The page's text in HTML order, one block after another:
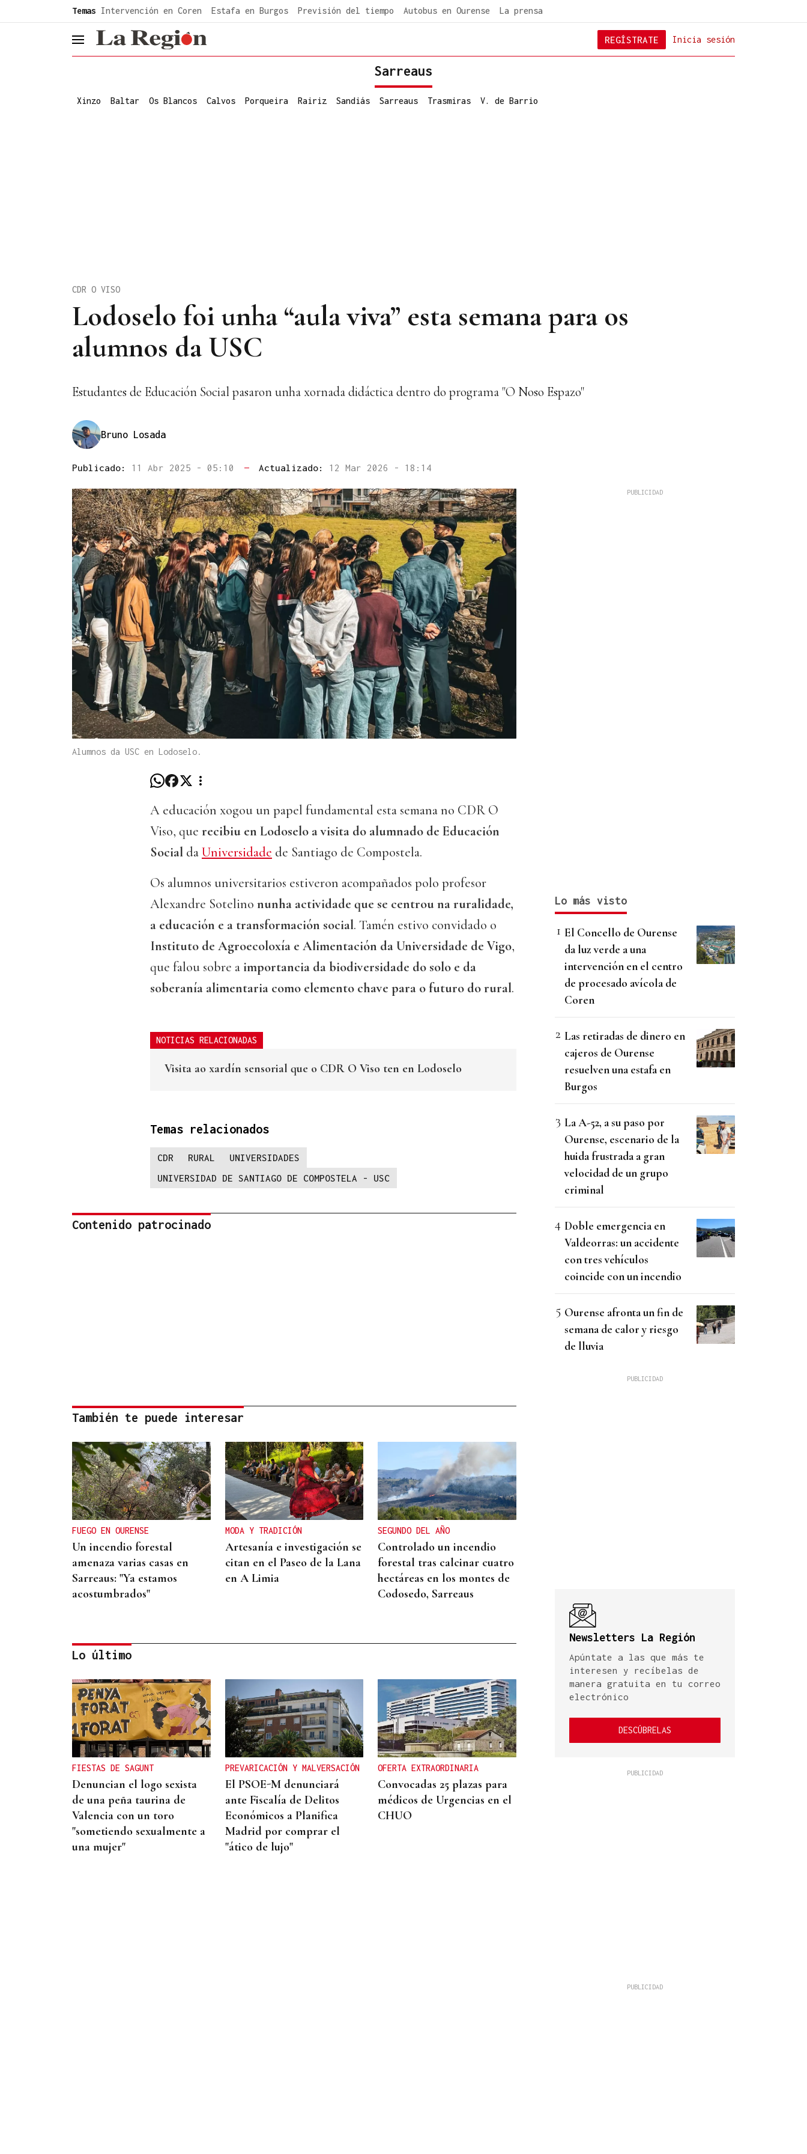
Temas Intervención en Coren Estafa en Burgos Previsión del tiempo Autobus en Ourense La prensa
header.menu.open Inicia sesión
REGÍSTRATE
Sarreaus
Xinzo Baltar Os Blancos Calvos Porqueira Rairiz Sandiás Sarreaus Trasmiras V. de Barrio
Lodoselo foi unha “aula viva” esta semana para os
alumnos da USC
CDR O VISO
Estudantes de Educación Social pasaron unha xornada didáctica dentro do programa "O Noso Espazo"
Bruno Losada
Publicado: 11 Abr 2025 - 05:10 — Actualizado: 12 Mar 2026 - 18:14
Alumnos da USC en Lodoselo.
A educación xogou un papel fundamental esta semana no CDR O
Viso, que recibiu en Lodoselo a visita do alumnado de Educación
Social daUniversidade de Santiago de Compostela.
Os alumnos universitarios estiveron acompañados polo profesor
Alexandre Sotelino nunha actividade que se centrou na ruralidade,
a educación e a transformación social. Tamén estivo convidado o
Instituto de Agroecoloxía e Alimentación da Universidade de Vigo,
que falou sobre a importancia da biodiversidade do solo e da
soberanía alimentaria como elemento chave para o futuro do rural.
NOTICIAS RELACIONADAS
Visita ao xardín sensorial que o CDR O Viso ten en Lodoselo
Temas relacionados
CDR RURAL
UNIVERSIDADES
UNIVERSIDAD DE SANTIAGO DE COMPOSTELA - USC
Contenido patrocinado
También te puede interesar
FUEGO EN OURENSE
Un incendio forestal
amenaza varias casas en
Sarreaus: "Ya estamos
acostumbrados"
MODA Y TRADICIÓN
Artesanía e investigación se
citan en el Paseo de la Lana
en A Limia
SEGUNDO DEL AÑO
Controlado un incendio
forestal tras calcinar cuatro
hectáreas en los montes de
Codosedo, Sarreaus
DÍA MUNDIAL DO TRABALLO
SOCIAL
Paula Blanco, traballadora
social na Limia: “É
fundamental que
recuperemos o sentimento
de unión e comunidade”
Lo último
FIESTAS DE SAGUNT
Denuncian el logo sexista
de una peña taurina de
Valencia con un toro
"sometiendo sexualmente a
una mujer"
PREVARICACIÓN Y MALVERSACIÓN
El PSOE-M denunciará
ante Fiscalía de Delitos
Económicos a Planifica
Madrid por comprar el
"ático de lujo"
OFERTA EXTRAORDINARIA
Convocadas 25 plazas para
médicos de Urgencias en el
CHUO
Lo más visto
El Concello de Ourense
da luz verde a una
intervención en el centro
de procesado avícola de
Coren
Las retiradas de dinero en
cajeros de Ourense
resuelven una estafa en
Burgos
La A-52, a su paso por
Ourense, escenario de la
huida frustrada a gran
velocidad de un grupo
criminal
Doble emergencia en
Valdeorras: un accidente
con tres vehículos
coincide con un incendio
Ourense afronta un fin de
semana de calor y riesgo
de lluvia
Newsletters La Región
Apúntate a las que más te
interesen y recíbelas de
manera gratuita en tu correo
electrónico
DESCÚBRELAS